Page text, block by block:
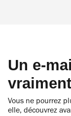
Un e-
vraiment
Vous ne pourrez
elle, découvrez